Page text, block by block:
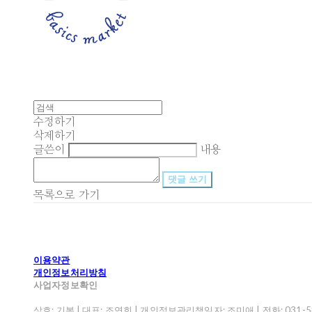
수정하기
삭제하기
글쓴이
내용
댓글 쓰기
목록으로 가기
이용약관
개인정보처리방침
사업자정보확인